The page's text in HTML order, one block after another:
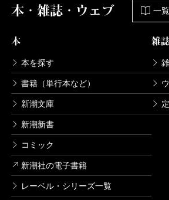
本・雑誌・ウェブ 一覧
本
本を探す
書籍（単行本など）
新潮文庫
新潮新書
コミック
新潮社の電子書籍
レーベル・シリーズ一覧
雑